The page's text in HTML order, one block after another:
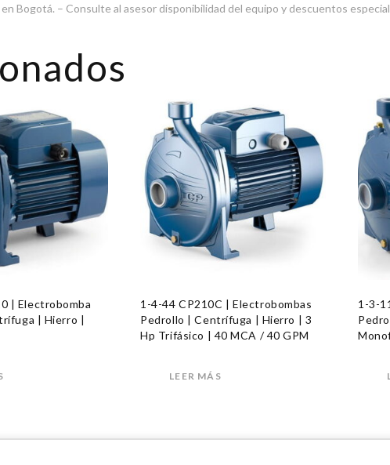
Bogotá. – Consulte al asesor disponibilidad del equipo y descuentos
| Electrobomba
| Hierro |
1-4-44 CP210C | Electrobombas
Pedrollo | Centrífuga | Hierro | 3
Hp Trifásico | 40 MCA / 40 GPM
LEER MÁS
1-3-